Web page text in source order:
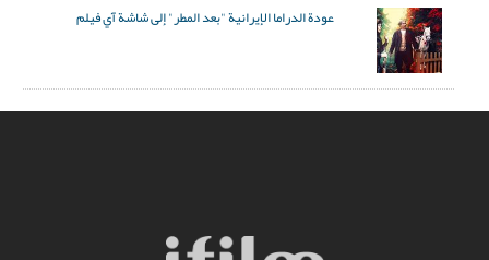
عودة الدراما الإيرانية "بعد المطر" إلى شاشة آي فيلم